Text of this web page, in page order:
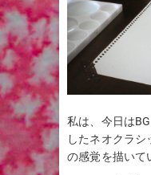
私は、今日は
したネオクラ
の感覚を描いて